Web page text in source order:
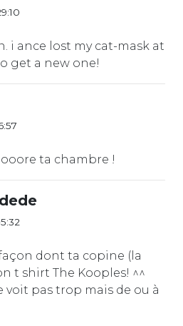
i ance lost my cat-mask at
get a new one!
ta chambre !
dont ta copine (la
t shirt The Kooples! ^^
voit pas trop mais de ou à